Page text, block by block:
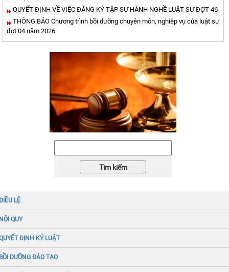
QUYẾT ĐỊNH VỀ VIỆC ĐĂNG KÝ TẬP SỰ HÀNH NGHỀ LUẬT SƯ ĐỢT 46
THÔNG BÁO Chương trình bồi dưỡng chuyên môn, nghiệp vụ của luật sư
đợt 04 năm 2026
LỆ
QUY
ĐỊNH KỶ LUẬT
DƯỠNG ĐÀO TẠO